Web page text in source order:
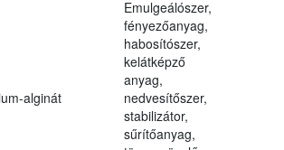
alginát
Emulgeálószer,
fényezőanyag,
habosítószer,
kelátképző
anyag,
nedvesítőszer,
stabilizátor,
sűrítőanyag,